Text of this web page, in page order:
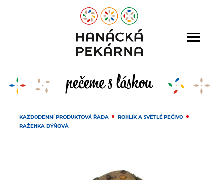
KAŽDODENNÍ PRODUKTOVÁ ŘADA
ROHLÍK A SVĚTLÉ PEČIVO
RAŽENKA DÝŇOVÁ